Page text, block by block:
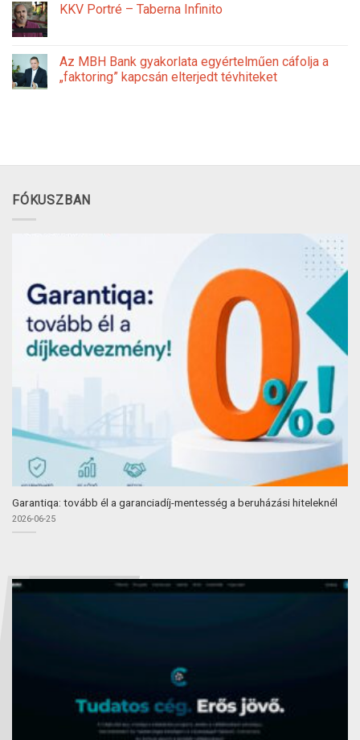
KKV Portré – Taberna Infinito
Az MBH Bank gyakorlata egyértelműen cáfolja a
„faktoring” kapcsán elterjedt tévhiteket
FÓKUSZBAN
Garantiqa: tovább él a garanciadíj-mentesség a beruházási hiteleknél
2026-06-25